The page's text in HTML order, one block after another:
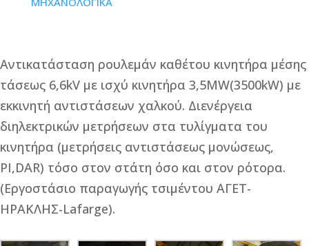
Αντικατάσταση ρουλεμάν καθέτου κινητήρα μέσης
τάσεως 6,6kV με ισχύ κινητήρα 3,5MW(3500kW) με
εκκινητή αντιστάσεων χαλκού. Διενέργεια
διηλεκτρικών μετρήσεων στα τυλίγματα του
κινητήρα (μετρήσεις αντιστάσεως μονώσεως,
PI,DAR) τόσο στον στάτη όσο και στον ρότορα.
(Εργοστάσιο παραγωγής τσιμέντου ΑΓΕΤ-
ΗΡΑΚΛΗΣ-Lafarge).